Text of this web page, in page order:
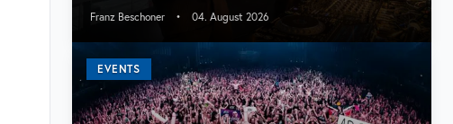
Franz Beschoner • 04. August 2026
EVENTS